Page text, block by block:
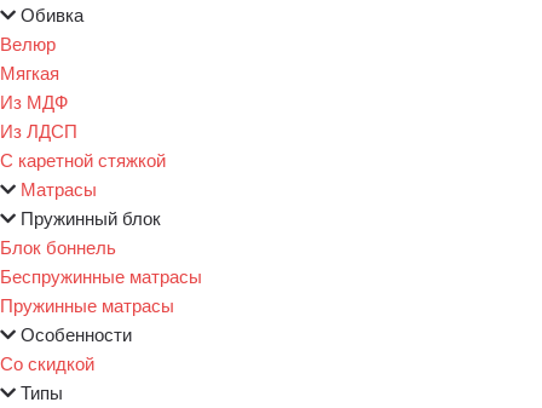
Обивка
Велюр
Мягкая
Из МДФ
Из ЛДСП
С каретной стяжкой
Матрасы
Пружинный блок
Блок боннель
Беспружинные матрасы
Пружинные матрасы
Особенности
Со скидкой
Типы